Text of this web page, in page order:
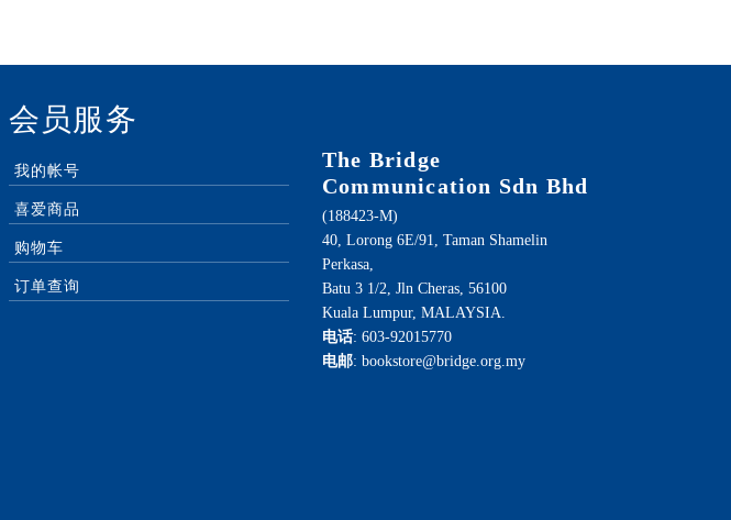
会员服务
我的帐号
喜爱商品
购物车
订单查询
The Bridge
Communication Sdn Bhd
(188423-M)
40, Lorong 6E/91, Taman Shamelin
Perkasa,
Batu 3 1/2, Jln Cheras, 56100
Kuala Lumpur, MALAYSIA.
电话: 603-92015770
电邮: bookstore@bridge.org.my